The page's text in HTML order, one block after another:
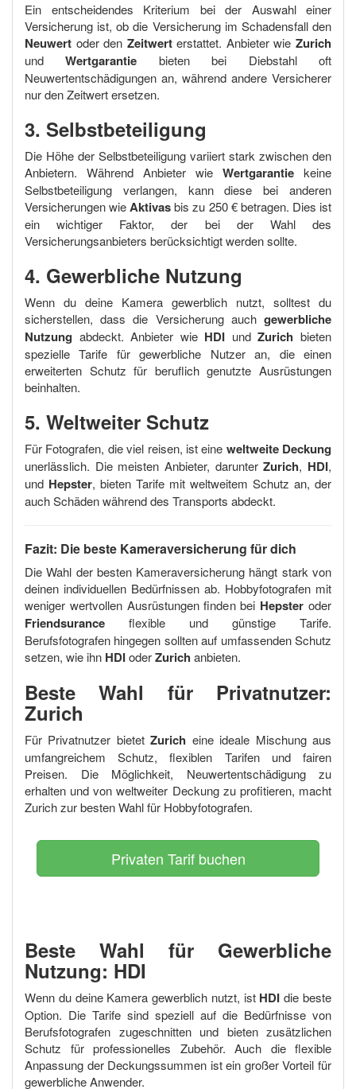
Ein entscheidendes Kriterium bei der Auswahl einer
Versicherung ist, ob die Versicherung im Schadensfall den
Neuwert oder den Zeitwerterstattet. Anbieter wieZurich
undWertgarantie bieten bei Diebstahl oft
Neuwertentschädigungen an, während andere Versicherer
nur den Zeitwert ersetzen.
3. Selbstbeteiligung
Die Höhe der Selbstbeteiligung variiert stark zwischen den
Anbietern. Während Anbieter wie Wertgarantie keine
Selbstbeteiligung verlangen, kann diese bei anderen
Versicherungen wie Aktivasbis zu 250 € betragen. Dies ist
ein wichtiger Faktor, der bei der Wahl des
Versicherungsanbieters berücksichtigt werden sollte.
4. Gewerbliche Nutzung
Wenn du deine Kamera gewerblich nutzt, solltest du
sicherstellen, dass die Versicherung auch gewerbliche
Nutzung abdeckt. Anbieter wie HDI undZurich bieten
spezielle Tarife für gewerbliche Nutzer an, die einen
erweiterten Schutz für beruflich genutzte Ausrüstungen
beinhalten.
5. Weltweiter Schutz
Für Fotografen, die viel reisen, ist eine weltweite Deckung
unerlässlich. Die meisten Anbieter, darunterZurich, HDI,
und Hepster, bieten Tarife mit weltweitem Schutz an, der
auch Schäden während des Transports abdeckt.
Fazit: Die beste Kameraversicherung für dich
Die Wahl der besten Kameraversicherung hängt stark von
deinen individuellen Bedürfnissen ab. Hobbyfotografen mit
weniger wertvollen Ausrüstungen finden bei Hepster oder
Friendsurance flexible und günstige Tarife.
Berufsfotografen hingegen sollten auf umfassenden Schutz
setzen, wie ihn HDIoderZurich anbieten.
Beste Wahl für Privatnutzer:
Zurich
Für Privatnutzer bietetZurich eine ideale Mischung aus
umfangreichem Schutz, flexiblen Tarifen und fairen
Preisen. Die Möglichkeit, Neuwertentschädigung zu
erhalten und von weltweiter Deckung zu profitieren, macht
Zurich zur besten Wahl für Hobbyfotografen.
Privaten Tarif buchen
Beste Wahl für Gewerbliche
Nutzung: HDI
Wenn du deine Kamera gewerblich nutzt, ist HDI die beste
Option. Die Tarife sind speziell auf die Bedürfnisse von
Berufsfotografen zugeschnitten und bieten zusätzlichen
Schutz für professionelles Zubehör. Auch die flexible
Anpassung der Deckungssummen ist ein großer Vorteil für
gewerbliche Anwender.